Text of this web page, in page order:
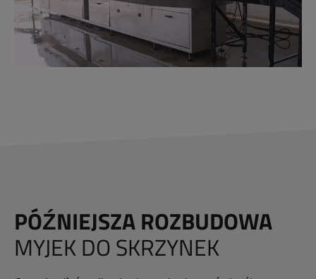
PÓŹNIEJSZA ROZBUDOWA
MYJEK DO SKRZYNEK